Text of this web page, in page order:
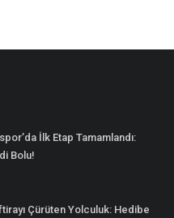
İlk Etap Tamamlandı:
Bolu!
Çürüten Yolculuk: Hedibe